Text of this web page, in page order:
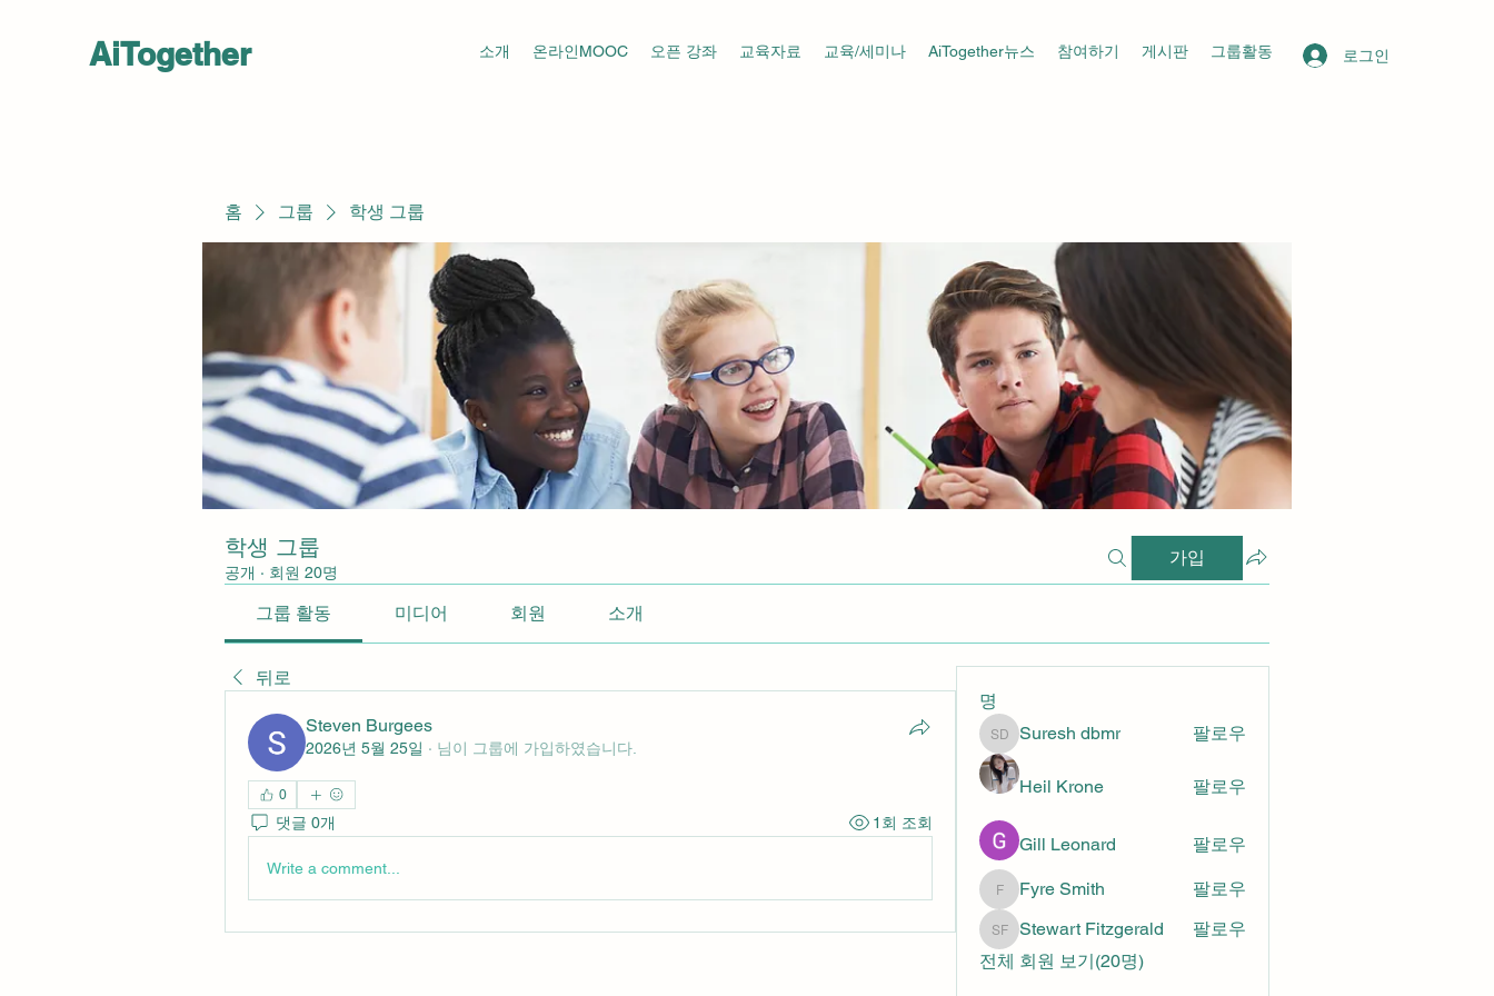
AiTogether 로그인
소개 온라인MOOC 오픈 강좌 교육자료 교육/세미나 AiTogether뉴스 참여하기 게시판 그룹활동
홈 그룹 학생 그룹
학생 그룹
공개 · 회원 20명
가입
그룹 활동 미디어 회원 소개
뒤로
Steven Burgees
2026년 5월 25일 · 님이 그룹에 가입하였습니다.
0
댓글 0개 1회 조회
Write a comment...
명
Suresh dbmr
Suresh dbmr 팔로우
Heil Krone 팔로우
Gill Leonard 팔로우
Fyre Smith
Fyre Smith 팔로우
Stewart Fitzgerald
Stewart Fitzgerald
팔로우
전체 회원 보기(20명)